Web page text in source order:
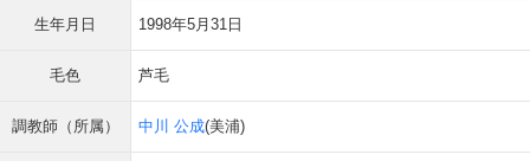
生年月日 1998年5月31日
毛色 芦毛
調教師（所属） 中川 公成(美浦)